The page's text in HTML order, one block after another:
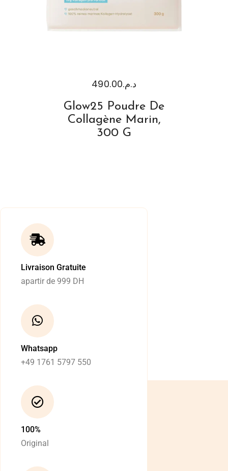
د.م.490.00
Glow25 Poudre De
Collagène Marin,
300 G
Livraison Gratuite
apartir de 999 DH
Whatsapp
+49 1761 5797 550
100%
Original